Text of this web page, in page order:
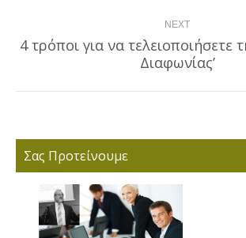
NEXT
Next
post:
4 τρόποι για να τελειοποιήσετε
Διαφωνίας’
Σας Προτείνουμε